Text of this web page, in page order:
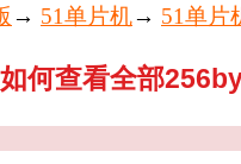
→ 51单片机→ 51单片
何查看全部